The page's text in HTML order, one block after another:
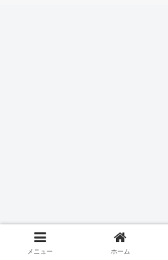
メニュー ホーム